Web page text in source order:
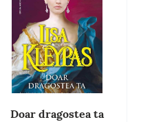
Doar dragostea ta